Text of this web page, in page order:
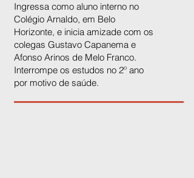
Ingressa como aluno interno no
Colégio Arnaldo, em Belo
Horizonte, e inicia amizade com os
colegas Gustavo Capanema e
Afonso Arinos de Melo Franco.
Interrompe os estudos no 2º ano
por motivo de saúde.